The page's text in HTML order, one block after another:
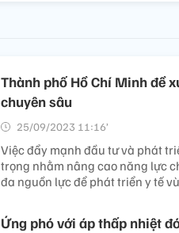
Thành phố Hồ Chí Minh đề
chuyên sâu
25/09/2023 11:16’
Việc đẩy mạnh đầu tư và phát
trọng nhằm nâng cao năng lực
đa nguồn lực để phát triển y tế
Ứng phó với áp thấp nhiệt